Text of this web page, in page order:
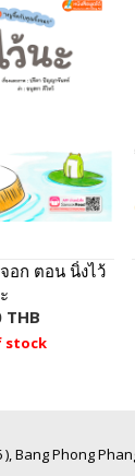
ก ตอน นิ่งไว้
THB
stock
Bang Phong